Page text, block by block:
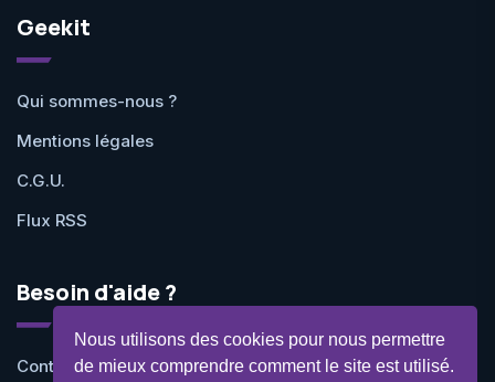
Nous utilisons des cookies pour nous permettre
de mieux comprendre comment le site est utilisé.
Geekit
Qui sommes-nous ?
Mentions légales
C.G.U.
Flux RSS
Besoin d'aide ?
Contactez-nous